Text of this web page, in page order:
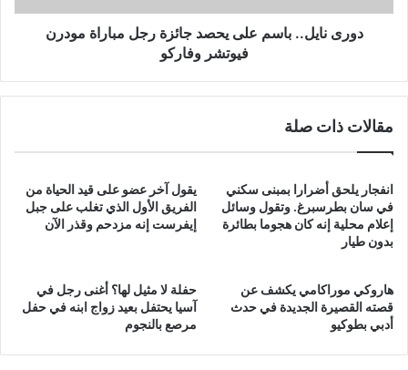
مودرن
فيوتشردورى نايل.. باسم على يحصد جائزة رجل مباراة مودرن
فيوتشر وفاركو
مقالات ذات صلة
انفجار يلحق أضرارا بمبنى سكني
في سان بطرسبرغ. وتقول وسائل
إعلام محلية إنه كان هجوما بطائرة
بدون طيار
يقول آخر عضو على قيد الحياة من
الفريق الأول الذي تغلب على جبل
إيفرست إنه مزدحم وقذر الآن
هاروكي موراكامي يكشف عن
قصته القصيرة الجديدة في حدث
أدبي بطوكيو
حفلة لا مثيل لها؟ أغنى رجل في
آسيا يحتفل بعيد زواج ابنه في حفل
مرصع بالنجوم